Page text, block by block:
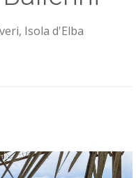
Isola d'Elba